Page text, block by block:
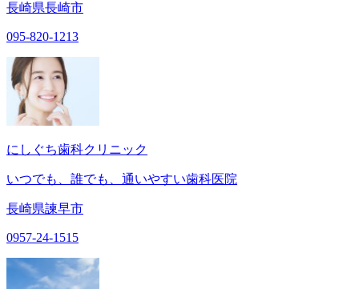
長崎県長崎市
095-820-1213
にしぐち歯科クリニック
いつでも、誰でも、通いやすい歯科医院
長崎県諫早市
0957-24-1515